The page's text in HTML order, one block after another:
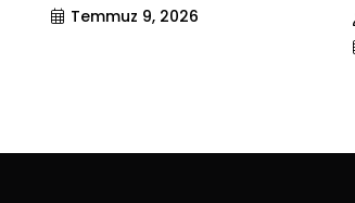
Temmuz 9, 2026